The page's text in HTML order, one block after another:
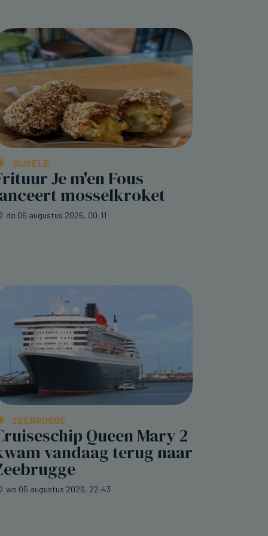
SIJSELE
Je m'en Fous
mosselkroket
do 06 augustus 2026, 00:11
ZEEBRUGGE
Queen Mary 2
vandaag terug naar
wo 05 augustus 2026, 22:43